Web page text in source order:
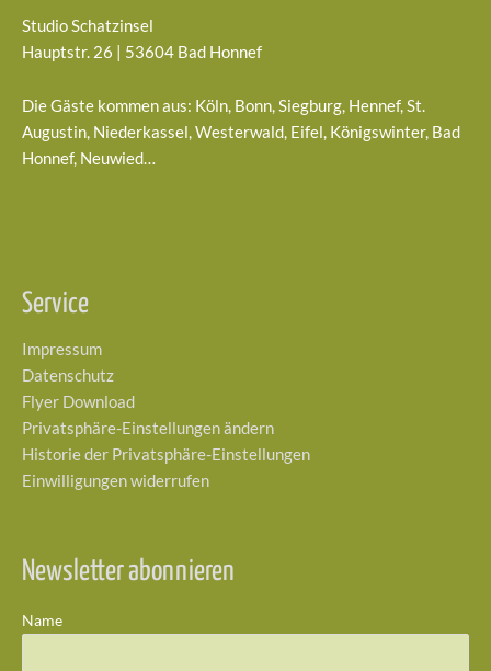
Studio Schatzinsel
Hauptstr. 26 | 53604 Bad Honnef
Die Gäste kommen aus: Köln, Bonn, Siegburg, Hennef, St.
Augustin, Niederkassel, Westerwald, Eifel, Königswinter, Bad
Honnef, Neuwied…
Service
Impressum
Datenschutz
Flyer Download
Privatsphäre-Einstellungen ändern
Historie der Privatsphäre-Einstellungen
Einwilligungen widerrufen
Newsletter abonnieren
Name